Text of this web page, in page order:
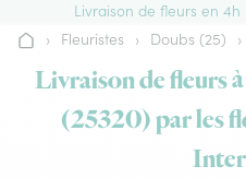
Livraison de fleurs en
Accueil
› Fleuristes › Doubs (25) ›
Livraison de fleurs
(25320) par les